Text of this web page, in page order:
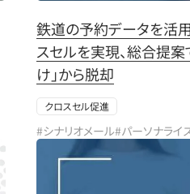
鉄道の予約データを活
スセルを実現、総合提案
け」から脱却
クロスセル促進
#シナリオメール#パーソナライ